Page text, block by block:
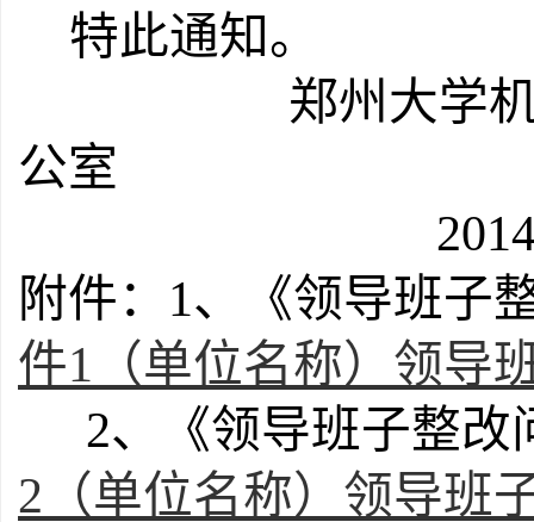
特此通知。
郑州大学机
公室
2014年9
附件： 1、《领导班子
件1（单位名称）领导
2、《领导班子整改
2（单位名称）领导班